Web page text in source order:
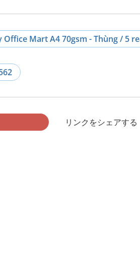
Office Mart A4 70gsm - Thùng / 5
リンクをシェアする